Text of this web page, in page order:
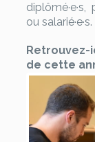
diplômé·e·s,
ou salarié·e·s.
Retrouvez-
de cette